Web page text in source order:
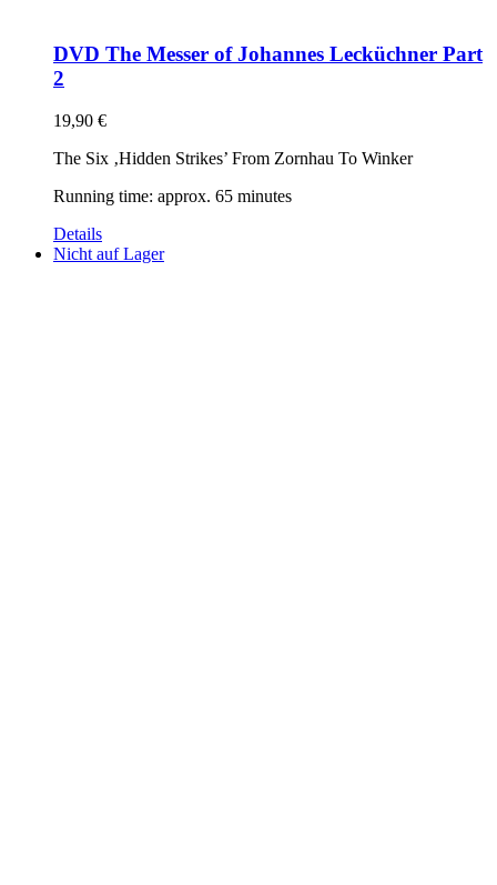
DVD The Messer of Johannes Lecküchner Part
2
19,90 €
The Six ‚Hidden Strikes’ From Zornhau To Winker
Running time: approx. 65 minutes
Details
Nicht auf Lager